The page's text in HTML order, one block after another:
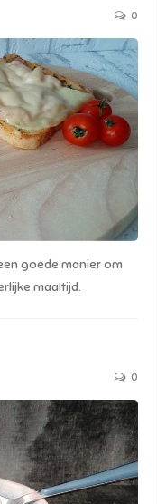
0
goede manier om
maaltijd.
0